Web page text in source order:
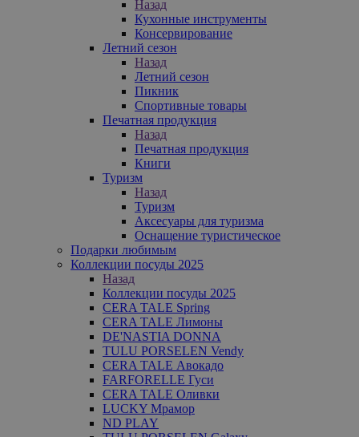
Назад
Кухонные инструменты
Консервирование
Летний сезон
Назад
Летний сезон
Пикник
Спортивные товары
Печатная продукция
Назад
Печатная продукция
Книги
Туризм
Назад
Туризм
Аксесуары для туризма
Оснащение туристическое
Подарки любимым
Коллекции посуды 2025
Назад
Коллекции посуды 2025
CERA TALE Spring
CERA TALE Лимоны
DE'NASTIA DONNA
TULU PORSELEN Vendy
CERA TALE Авокадо
FARFORELLE Гуси
CERA TALE Оливки
LUCKY Мрамор
ND PLAY